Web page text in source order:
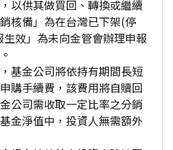
以供其做買回、轉換或繼續
核備」為在台灣已下架(停
效」為未向金管會辦理申報
基金公司將依持有期間長短
購手續費，該費用將自贖回
公司需收取一定比率之分銷
金淨值中，投資人無需額外